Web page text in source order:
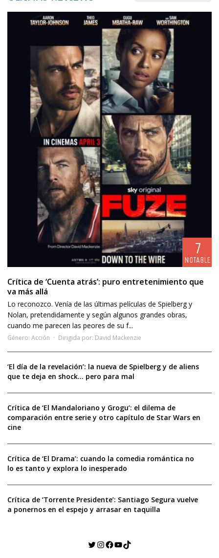
7
NOTABLE
Crítica de ‘Cuenta atrás’: puro entretenimiento que
va más allá
Lo reconozco. Venía de las últimas películas de Spielberg y
Nolan, pretendidamente y según algunos grandes obras,
cuando me parecen las peores de su f...
Género: Acción Dirigida por: David Mackenzie
‘El día de la revelación’: la nueva de Spielberg y de aliens
que te deja en shock… pero para mal
Crítica de ‘El Mandaloriano y Grogu’: el dilema de
comparación entre serie y otro capítulo de Star Wars en
cine
Crítica de ‘El Drama’: cuando la comedia romántica no
lo es tanto y explora lo inesperado
Crítica de ‘Torrente Presidente’: Santiago Segura vuelve
a ponernos en el espejo y arrasar en taquilla
Twitter
Instagram
Facebook
YouTube
TikTok